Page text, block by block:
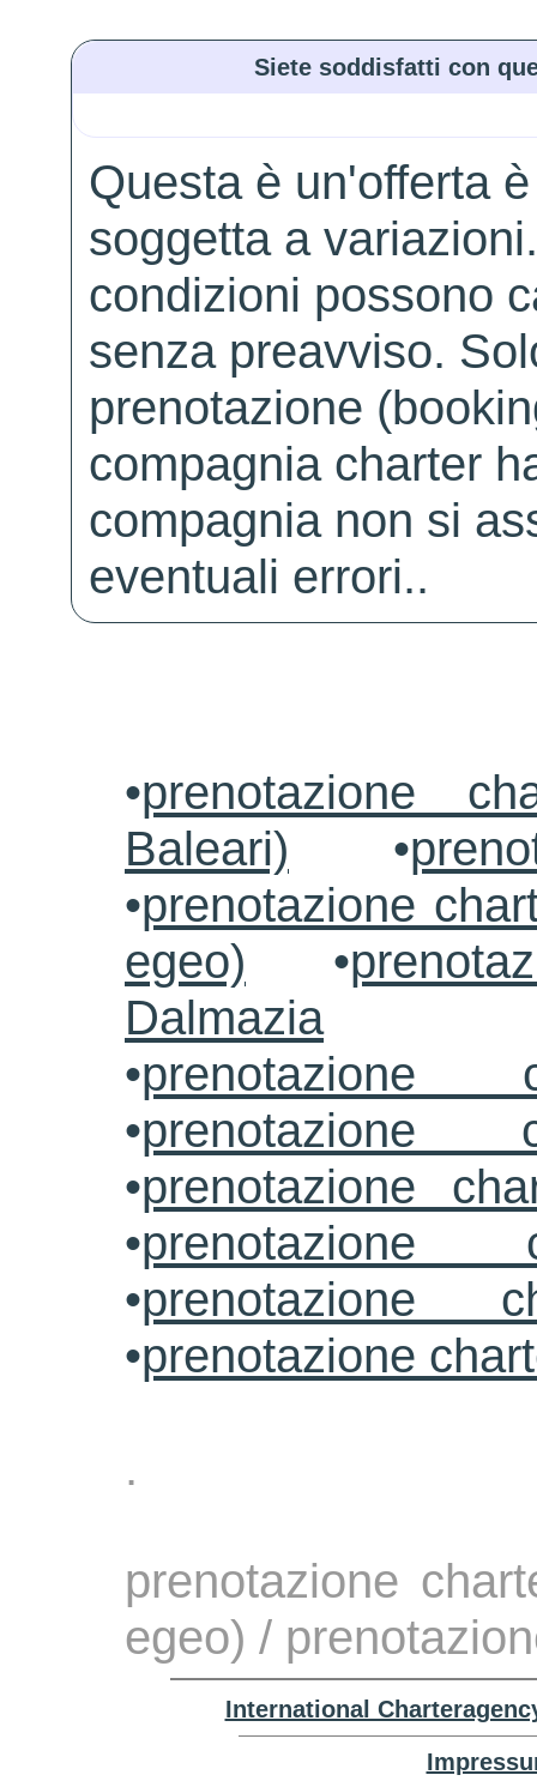
Siete soddisfatti con
Questa è un'offerta
soggetta a
condizioni possono
senza preavviso.
prenotazione
compagnia charter
compagnia non si
eventuali errori..
•prenotazione
Baleari) •
•prenotazione
egeo) •
Dalmazia
•prenotazione
•prenotazione
•prenotazione
•prenotazione
•prenotazione
•prenotazione
.
prenotazione
egeo) /
International